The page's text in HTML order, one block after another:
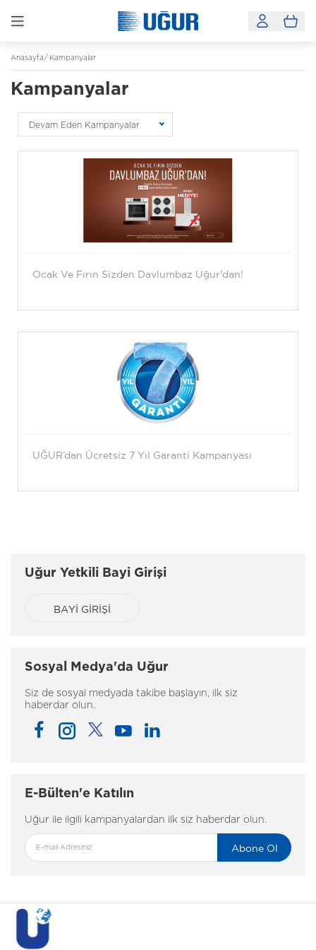
Anasayfa Kampanyalar
Kampanyalar
Devam Eden Kampanyalar
Ocak Ve Fırın Sizden Davlumbaz Uğur'dan!
UĞUR’dan Ücretsiz 7 Yıl Garanti Kampanyası
Uğur Yetkili Bayi Girişi
BAYİ GİRİŞİ
Sosyal Medya'da Uğur
Siz de sosyal medyada takibe başlayın, ilk siz
haberdar olun.
E-Bülten'e Katılın
Uğur ile ilgili kampanyalardan ilk siz haberdar olun.
Abone Ol